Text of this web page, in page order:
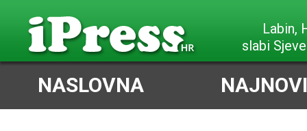
Labin,
slabi
NASLOVNA